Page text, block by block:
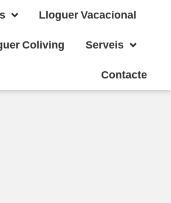
Lloguer Vacacional
Coliving Serveis
Contacte